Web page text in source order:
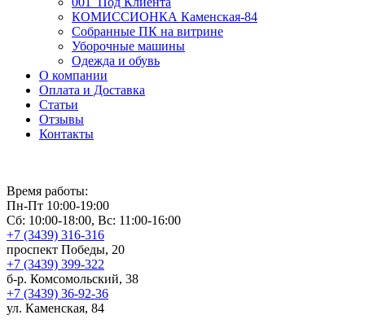
КОМИССИОНКА Каменская-84
Собранные ПК на витрине
Уборочные машины
Одежда и обувь
О компании
Оплата и Доставка
Статьи
Отзывы
Контакты
Время работы:
Пн-Пт 10:00-19:00
Сб: 10:00-18:00, Вс: 11:00-16:00
+7 (3439) 316-316
проспект Победы, 20
+7 (3439) 399-322
б-р. Комсомольский, 38
+7 (3439) 36-92-36
ул. Каменская, 84